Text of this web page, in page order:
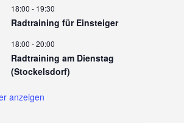
18:00 - 19:30
Radtraining für Einsteiger
18:00 -20:00
Radtraining am Dienstag
(Stockelsdorf)
anzeigen